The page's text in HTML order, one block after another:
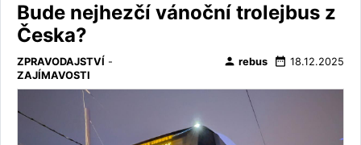
Bude nejhezčí vánoční trolejbus z
Česka?
ZPRAVODAJSTVÍ -
ZAJÍMAVOSTI
person rebus date_range 18.12.2025